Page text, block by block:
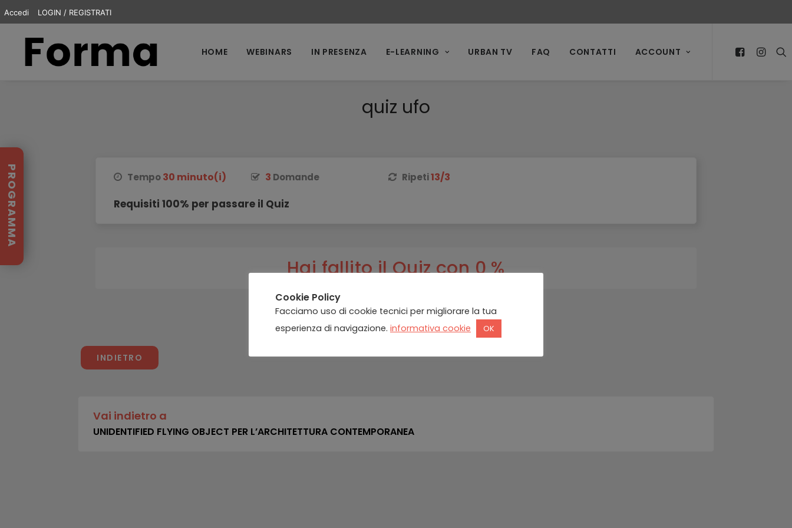
Accedi LOGIN / REGISTRATI
HOME WEBINARS IN PRESENZA E-LEARNING URBAN TV FAQ CONTATTI ACCOUNT
quiz ufo
Tempo30 minuto(i) 3 Domande Ripeti13/3
Requisiti 100% per passare il Quiz
Hai fallito il Quiz con 0 %
INDIETRO
Vai indietro a
UNIDENTIFIED FLYING OBJECT PER L’ARCHITETTURA CONTEMPORANEA
PROGRAMMA
Cookie Policy
Facciamo uso di cookie tecnici per migliorare la tua
esperienza di navigazione. informativa cookie OK